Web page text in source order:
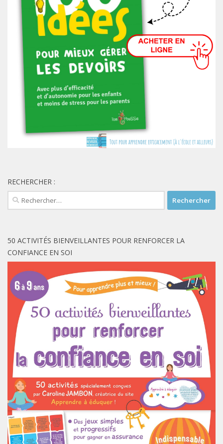
RECHERCHER :
Rechercher :
50 ACTIVITÉS BIENVEILLANTES POUR RENFORCER LA
CONFIANCE EN SOI